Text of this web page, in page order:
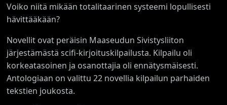
Voiko niitä mikään totalitaarinen systeemi lopullisesti
hävittääkään?
Novellit ovat peräisin Maaseudun Sivistysliiton
järjestämästä scifi-kirjoituskilpailusta. Kilpailu oli
korkeatasoinen ja osanottajia oli ennätysmäisesti.
Antologiaan on valittu 22 novellia kilpailun parhaiden
tekstien joukosta.